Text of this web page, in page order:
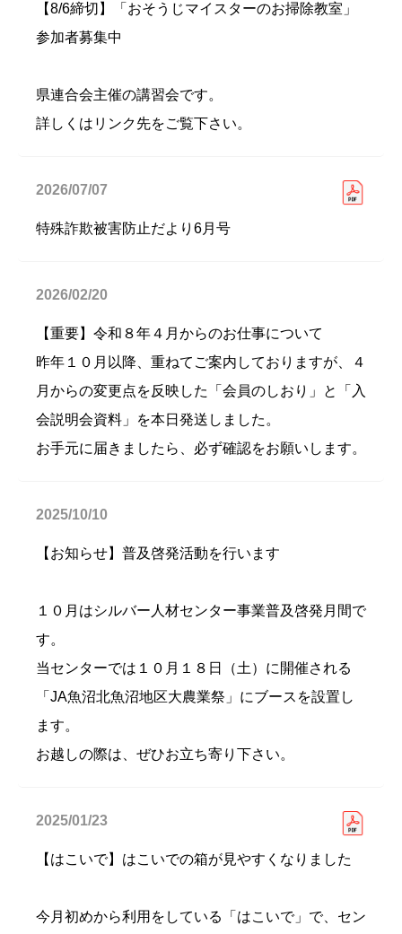
【8/6締切】「おそうじマイスターのお掃除教室」
参加者募集中
県連合会主催の講習会です。
詳しくはリンク先をご覧下さい。
2026/07/07
特殊詐欺被害防止だより6月号
2026/02/20
【重要】令和８年４月からのお仕事について
昨年１０月以降、重ねてご案内しておりますが、４
月からの変更点を反映した「会員のしおり」と「入
会説明会資料」を本日発送しました。
お手元に届きましたら、必ず確認をお願いします。
2025/10/10
【お知らせ】普及啓発活動を行います
１０月はシルバー人材センター事業普及啓発月間で
す。
当センターでは１０月１８日（土）に開催される
「JA魚沼北魚沼地区大農業祭」にブースを設置し
ます。
お越しの際は、ぜひお立ち寄り下さい。
2025/01/23
【はこいで】はこいでの箱が見やすくなりました
今月初めから利用をしている「はこいで」で、セン